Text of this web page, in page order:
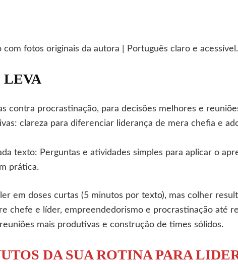
com fotos originais da autora | Português claro e acessível.
LEVA
contra procrastinação, para decisões melhores e
clareza para diferenciar liderança de mera chefia e
texto: Perguntas e atividades simples para aplicar o
prática.
em doses curtas (5 minutos por texto), mas colher
chefe e líder, empreendedorismo e procrastinação até
mais produtivas e construção de times sólidos.
DA SUA ROTINA PARA